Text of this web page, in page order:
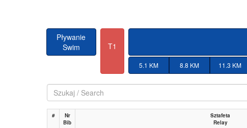
Pływanie
Swim
T1
5.1 KM 8.8 KM 11.3 KM
#
Nr
Bib
Sztafeta
Relay